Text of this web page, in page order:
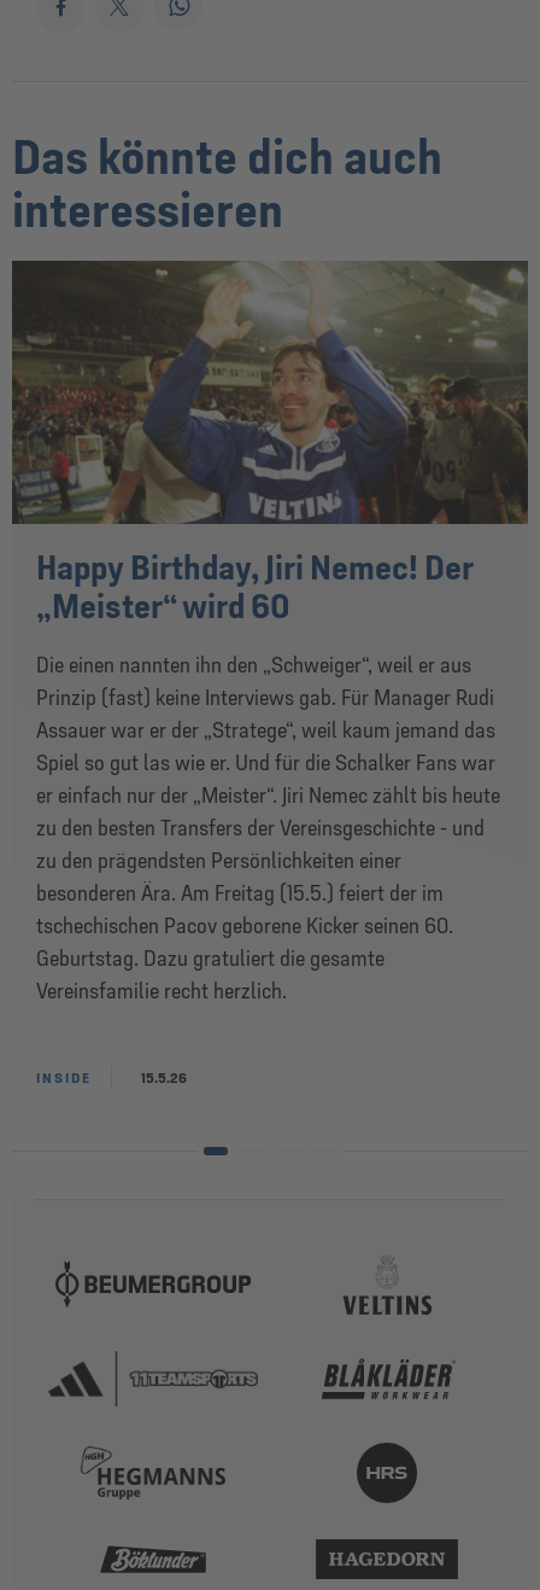
Das könnte dich auch
interessieren
Happy Birthday, Jiri Nemec! Der
„Meister“ wird 60
Die einen nannten ihn den „Schweiger“, weil er aus
Prinzip (fast) keine Interviews gab. Für Manager Rudi
Assauer war er der „Stratege“, weil kaum jemand das
Spiel so gut las wie er. Und für die Schalker Fans war
er einfach nur der „Meister“. Jiri Nemec zählt bis heute
zu den besten Transfers der Vereinsgeschichte - und
zu den prägendsten Persönlichkeiten einer
besonderen Ära. Am Freitag (15.5.) feiert der im
tschechischen Pacov geborene Kicker seinen 60.
Geburtstag. Dazu gratuliert die gesamte
Vereinsfamilie recht herzlich.
INSIDE 15.5.26